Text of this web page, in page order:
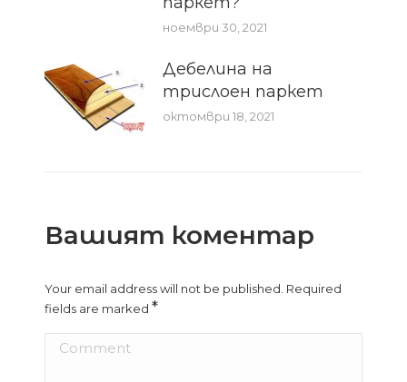
ноември 30, 2021
Дебелина на
трислоен паркет
октомври 18, 2021
Вашият коментар
Your email address will not be published. Required
fields are marked*
Comment